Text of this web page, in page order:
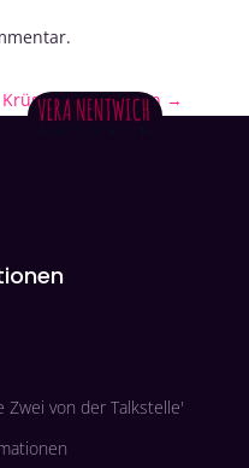
jr. sauer bin →
Zwei von der Talkstelle'